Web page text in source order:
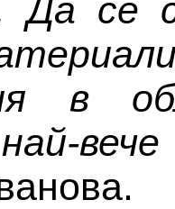
Да се
в